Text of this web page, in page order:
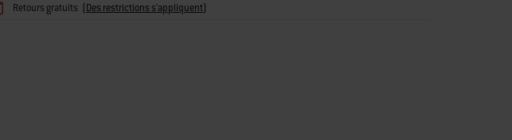
Retours gratuits (Des restrictions s'appliquent)